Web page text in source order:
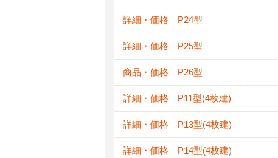
詳細・価格 P24型
詳細・価格 P25型
商品・価格 P26型
詳細・価格 P11型(4枚建)
詳細・価格 P13型(4枚建)
詳細・価格 P14型(4枚建)